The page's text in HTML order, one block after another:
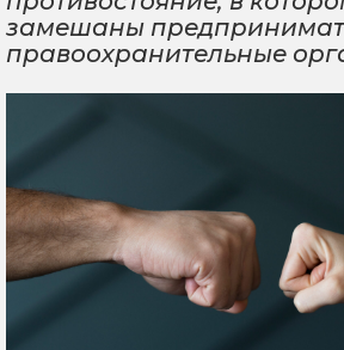
замешаны
правоохранительные